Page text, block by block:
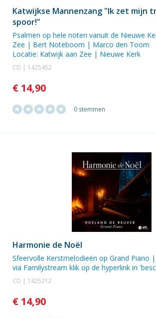
Katwijkse Mannenzang "Ik zet mijn
spoor!"
Psalmen op hele noten vanuit de Nieuwe
Zee | Bert Noteboom | Marco den Toom
Locatie: Katwijk aan Zee | Nieuwe Kerk
CD | 1425452
€ 14,90
0 stemmen
Harmonie de Noël
Sfeervolle Kerstmelodieën op Grand Piano
via Familystream klik op de hyperlink in
CD | 1425212
€ 14,90